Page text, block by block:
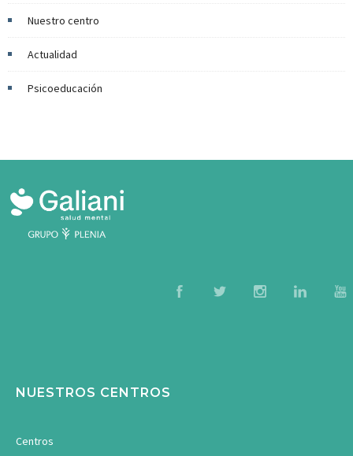
Nuestro centro
Actualidad
Psicoeducación
NUESTROS CENTROS
Centros